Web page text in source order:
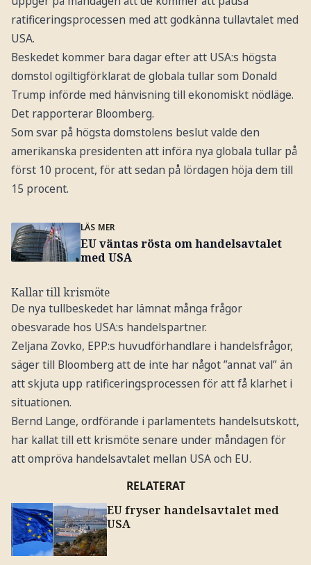
ratificeringsprocessen med att godkänna tullavtalet med
USA.
Beskedet kommer bara dagar efter att USA:s högsta
domstol ogiltigförklarat de globala tullar som Donald
Trump införde med hänvisning till ekonomiskt nödläge.
Det rapporterar Bloomberg.
Som svar på högsta domstolens beslut valde den
amerikanska presidenten att införa nya globala tullar på
först 10 procent, för att sedan på lördagen höja dem till
15 procent.
LÄS MER
EU väntas rösta om handelsavtalet
med USA
Kallar till krismöte
De nya tullbeskedet har lämnat många frågor
obesvarade hos USA:s handelspartner.
Zeljana Zovko, EPP:s huvudförhandlare i handelsfrågor,
säger till Bloomberg att de inte har något ”annat val” än
att skjuta upp ratificeringsprocessen för att få klarhet i
situationen.
Bernd Lange, ordförande i parlamentets handelsutskott,
har kallat till ett krismöte senare under måndagen för
att ompröva handelsavtalet mellan USA och EU.
RELATERAT
EU fryser handelsavtalet med
USA